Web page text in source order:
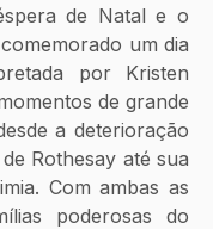
de Natal e o
um dia
por Kristen
de grande
a deterioração
Rothesay até sua
Com ambas as
poderosas do